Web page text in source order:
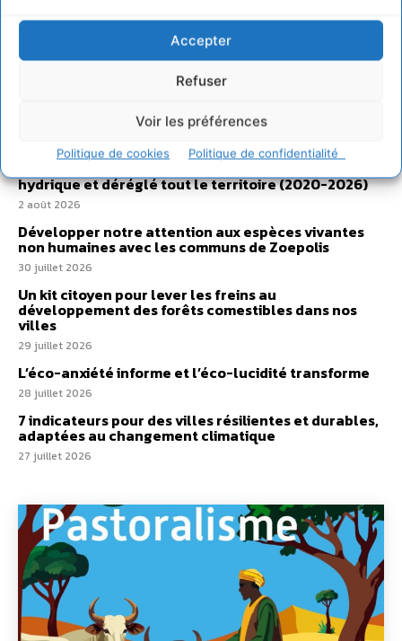
Accepter
Refuser
Voir les préférences
Politique de cookies Politique de confidentialité
Sur Cdurable
hydrique et déréglé tout le territoire (2020-2026)
2 août 2026
Développer notre attention aux espèces vivantes
non humaines avec les communs de Zoepolis
30 juillet 2026
Un kit citoyen pour lever les freins au
développement des forêts comestibles dans nos
villes
29 juillet 2026
L’éco-anxiété informe et l’éco-lucidité transforme
28 juillet 2026
7 indicateurs pour des villes résilientes et durables,
adaptées au changement climatique
27 juillet 2026